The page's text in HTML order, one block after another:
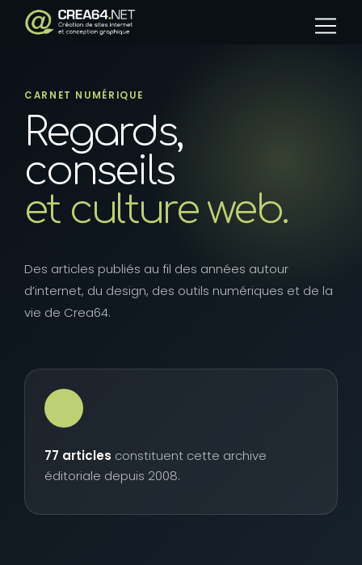
Panneau de gestion des cookies
CARNET NUMÉRIQUE
Regards,
conseils
et culture web.
Des articles publiés au fil des années autour
d’internet, du design, des outils numériques et de la
vie de Crea64.
77 articles constituent cette archive
éditoriale depuis 2008.